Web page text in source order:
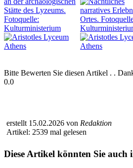
Bitte Bewerten Sie diesen Artikel . .
0.0
erstellt 15.02.2026 von Redaktion
Artikel: 2539 mal gelesen
Diese Artikel könnten Sie auch